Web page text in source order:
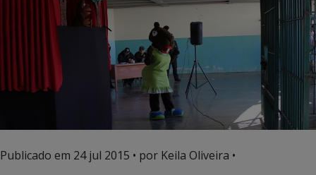
Publicado em 24 jul 2015 • por Keila Oliveira •